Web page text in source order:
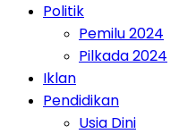
Politik
Pemilu 2024
Pilkada 2024
Iklan
Pendidikan
Usia Dini